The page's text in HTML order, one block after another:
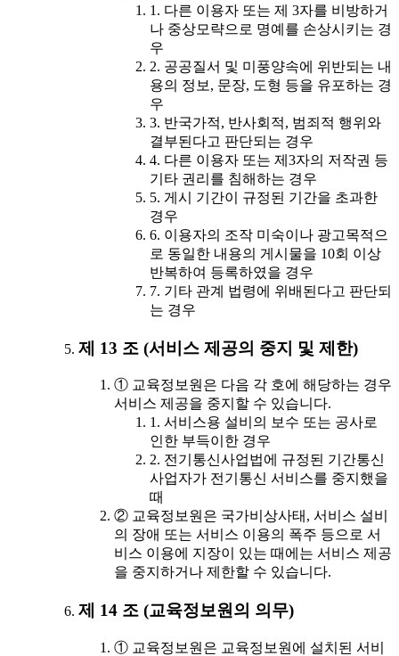
1. 다른 이용자 또는 제 3자를 비방하거
나 중상모략으로 명예를 손상시키는 경
우
2. 공공질서 및 미풍양속에 위반되는 내
용의 정보, 문장, 도형 등을 유포하는 경
우
3. 반국가적, 반사회적, 범죄적 행위와
결부된다고 판단되는 경우
4. 다른 이용자 또는 제3자의 저작권 등
기타 권리를 침해하는 경우
5. 게시 기간이 규정된 기간을 초과한
경우
6. 이용자의 조작 미숙이나 광고목적으
로 동일한 내용의 게시물을 10회 이상
반복하여 등록하였을 경우
7. 기타 관계 법령에 위배된다고 판단되
는 경우
제 13 조 (서비스 제공의 중지 및 제한)
① 교육정보원은 다음 각 호에 해당하는 경우
서비스 제공을 중지할 수 있습니다.
1. 서비스용 설비의 보수 또는 공사로
인한 부득이한 경우
2. 전기통신사업법에 규정된 기간통신
사업자가 전기통신 서비스를 중지했을
때
② 교육정보원은 국가비상사태, 서비스 설비
의 장애 또는 서비스 이용의 폭주 등으로 서
비스 이용에 지장이 있는 때에는 서비스 제공
을 중지하거나 제한할 수 있습니다.
제 14 조 (교육정보원의 의무)
① 교육정보원은 교육정보원에 설치된 서비